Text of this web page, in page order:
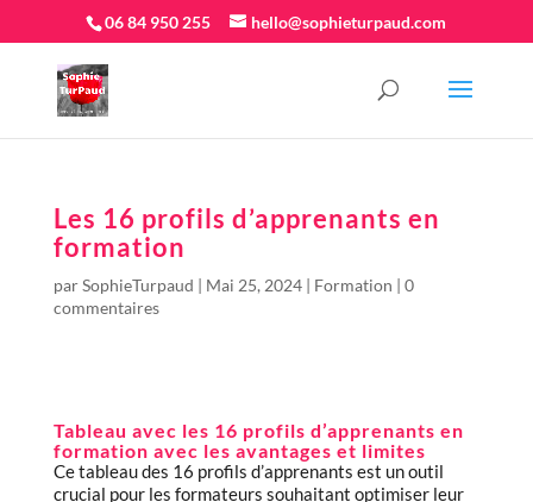
06 84 950 255 hello@sophieturpaud.com
Les 16 profils d’apprenants en
formation
parSophieTurpaud | Mai 25, 2024| Formation | 0
commentaires
Tableau avec les 16 profils d’apprenants en
formation avec les avantages et limites
Ce tableau des 16 profils d’apprenants est un outil
crucial pour les formateurs souhaitant optimiser leur